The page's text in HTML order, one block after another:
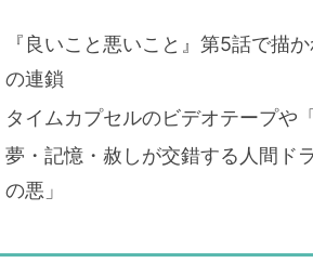
『良いこと悪いこと』第5話で描
の連鎖
タイムカプセルのビデオテープや
夢・記憶・赦しが交錯する人間ド
の悪」